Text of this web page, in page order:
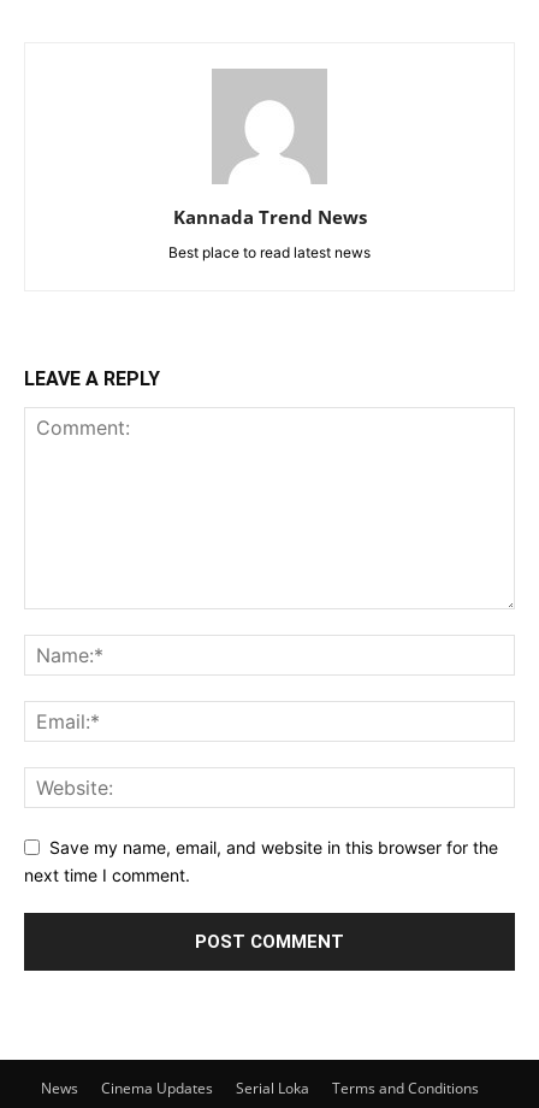
Kannada Trend News
Best place to read latest news
LEAVE A REPLY
Save my name, email, and website in this browser for the
next time I comment.
News Cinema Updates Serial Loka
Terms and Conditions